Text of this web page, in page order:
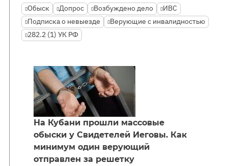
Обыск Допрос Возбуждено дело
ИВС
Подписка о невыезде
Верующие с инвалидностью
282.2 (1) УК РФ
На Кубани прошли массовые
обыски у Свидетелей Иеговы. Как
минимум один верующий
отправлен за решетку